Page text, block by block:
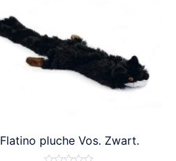
Flatino pluche Vos. Zwart.